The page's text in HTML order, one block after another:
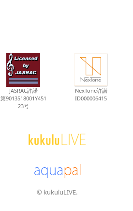
JASRAC許諾
第9013518001Y451
23号
NexTone許諾
ID000006415
© kukuluLIVE.